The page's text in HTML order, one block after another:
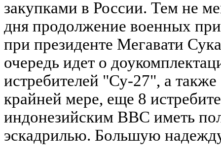
закупками в России. Тем не
дня продолжение военных
при президенте Мегавати
очередь идет о
истребителей "Су-27", а
крайней мере, еще 8
индонезийским ВВС иметь
эскадрилью. Большую